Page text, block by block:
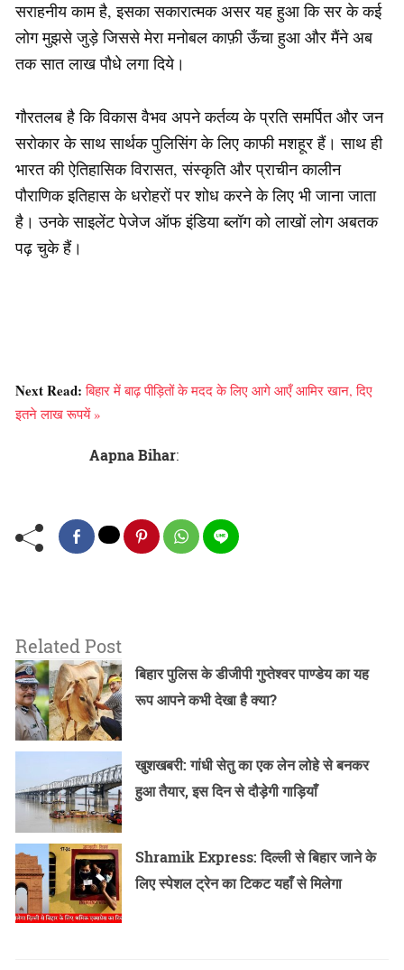
सराहनीय काम है, इसका सकारात्मक असर यह हुआ कि सर के कई
लोग मुझसे जुड़े जिससे मेरा मनोबल काफ़ी ऊँचा हुआ और मैंने अब
तक सात लाख पौधे लगा दिये।
गौरतलब है कि विकास वैभव अपने कर्तव्य के प्रति समर्पित और जन
सरोकार के साथ सार्थक पुलिसिंग के लिए काफी मशहूर हैं। साथ ही
भारत की ऐतिहासिक विरासत, संस्कृति और प्राचीन कालीन
पौराणिक इतिहास के धरोहरों पर शोध करने के लिए भी जाना जाता
है। उनके साइलेंट पेजेज ऑफ इंडिया ब्लॉग को लाखों लोग अबतक
पढ़ चुके हैं।
Next Read:बिहार में बाढ़ पीड़ितों के मदद के लिए आगे आएँ आमिर खान, दिए
इतने लाख रूपयें »
Aapna Bihar:
Related Post
बिहार पुलिस के डीजीपी गुप्तेश्वर पाण्डेय का यह
रूप आपने कभी देखा है क्या?
खुशखबरी: गांधी सेतु का एक लेन लोहे से बनकर
हुआ तैयार, इस दिन से दौड़ेगी गाड़ियाँ
Shramik Express: दिल्ली से बिहार जाने के
लिए स्पेशल ट्रेन का टिकट यहाँ से मिलेगा